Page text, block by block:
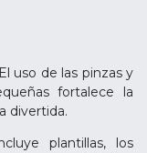
El uso de las pinzas y
fortalece la
divertida.
plantillas, los